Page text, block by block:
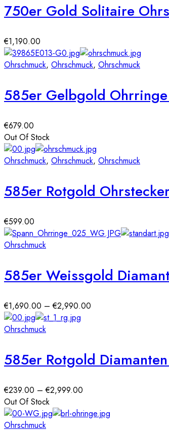
750er Gold Solitaire
€1,190.00
Ohrschmuck, Ohrschmuck, Ohrschmuck
585er Gelbgold
€679.00
Out Of Stock
Ohrschmuck, Ohrschmuck, Ohrschmuck
585er Rotgold
€599.00
Ohrschmuck
585er Weissgold
€1,690.00 –€2,990.00
Ohrschmuck
585er Rotgold
€239.00 –€2,999.00
bis
Out Of Stock
Ohrschmuck